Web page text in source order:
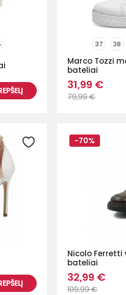
37 38
Marco Tozzi
bateliai
31,99 €
79,99 €
-70%
Nicolo
bateliai
32,99 €
109,99 €